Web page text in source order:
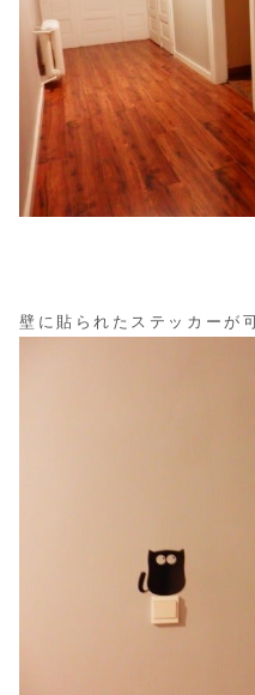
壁に貼られたステッカーが